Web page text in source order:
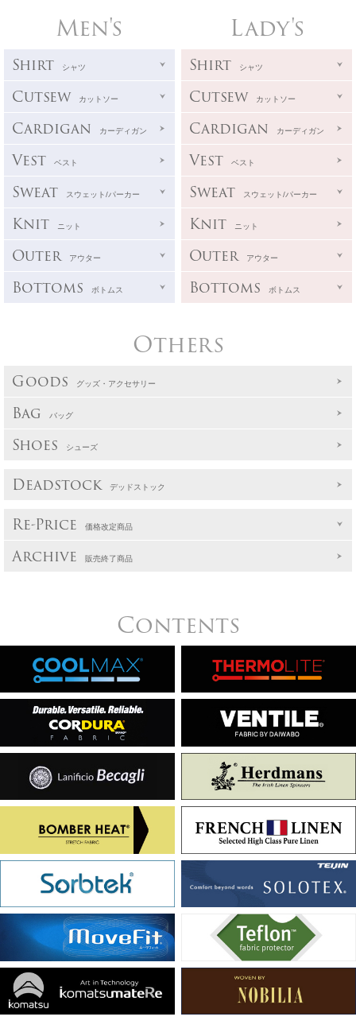
Men's
Shirt シャツ
Cutsew カットソー
Cardigan カーディガン
Vest ベスト
Sweat スウェット/パーカー
Knit ニット
Outer アウター
Bottoms ボトムス
Lady's
Shirt シャツ
Cutsew カットソー
Cardigan カーディガン
Vest ベスト
Sweat スウェット/パーカー
Knit ニット
Outer アウター
Bottoms ボトムス
Others
Goods グッズ・アクセサリー
Bag バッグ
Shoes シューズ
Deadstock デッドストック
Re-Price 価格改定商品
Archive 販売終了商品
Contents